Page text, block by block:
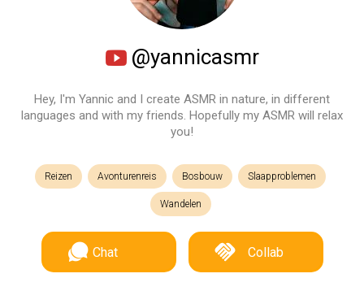
@yannicasmr
Hey, I'm Yannic and I create ASMR in nature, in different
languages and with my friends. Hopefully my ASMR will relax
you!
Reizen Avonturenreis Bosbouw Slaapproblemen
Wandelen
Chat Collab